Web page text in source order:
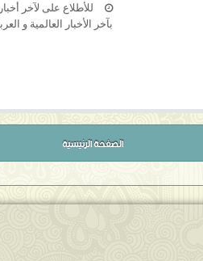
للأطلاع على لآخر
بآخر الأخبار العالمية و
الصفحة الرئيسية